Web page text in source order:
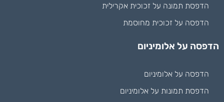
הדפסת תמונה על זכוכית אקרילית
הדפסה על זכוכית מחוסמת
הדפסה על אלומיניום
הדפסה על אלומיניום
הדפסת תמונות על אלומיניום